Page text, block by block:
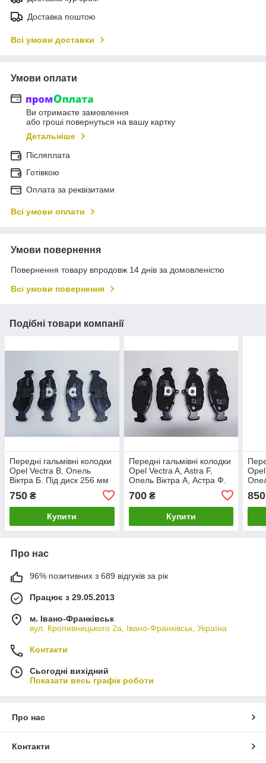
Доставка поштою
Всі умови доставки
Умови оплати
Ви отримаєте замовлення
або гроші повернуться на вашу картку
Детальніше
Післяплата
Готівкою
Оплата за реквізитами
Всі умови оплати
Умови повернення
Повернення товару впродовж 14 днів за домовленістю
Всі умови повернення
Подібні товари компанії
Передні гальмівні колодки
Opel Vectra B, Опель
Віктра Б. Під диск 256 мм
750 ₴
Купити
Передні гальмівні колодки
Opel Vectra A, Astra F,
Опель Віктра А, Астра Ф.
700₴
Купити
850
Про нас
96% позитивних з 689 відгуків за рік
Працює з 29.05.2013
м. Івано-Франківськ
вул. Кропивницького 2а, Івано-Франківськ, Україна
Контакти
Сьогодні вихідний
Показати весь графік роботи
Про нас
Контакти